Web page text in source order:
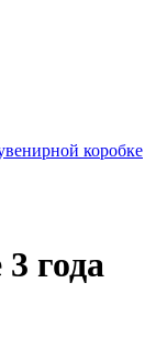
коробке
года